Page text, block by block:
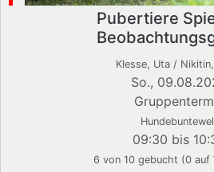
Pubertiere
Klesse, Uta /
So.,
09:30 bis
6 von 10 gebucht (0 auf